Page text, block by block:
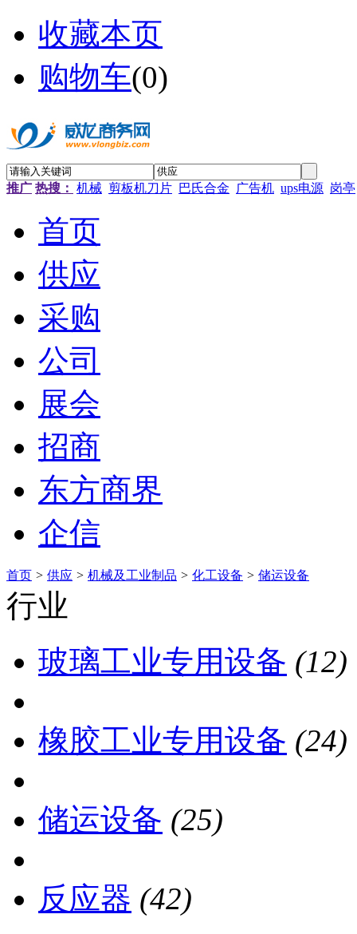
收藏本页
购物车(0)
推广 热搜： 机械 剪板机刀片 巴氏合金 广告机 ups电源 岗亭
首页
供应
采购
公司
展会
招商
东方商界
企信
首页 > 供应 > 机械及工业制品 > 化工设备 > 储运设备
行业
玻璃工业专用设备 (12)
橡胶工业专用设备 (24)
储运设备 (25)
反应器 (42)